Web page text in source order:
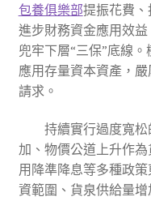
包養俱樂部提振花費、
進步財務資金應用效
兜牢下層“三保”底線
應用存量資本資產，
請求。
持續實行過度寬松
加、物價公道上升作
用降準降息等多種政
資範圍、貨泉供給量